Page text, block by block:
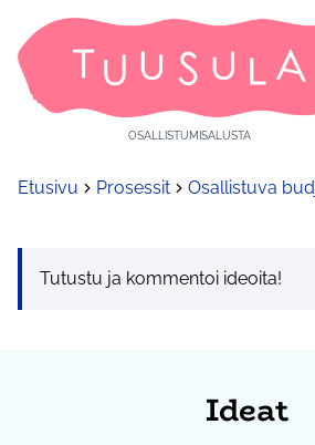
OSALLISTUMISALUSTA
Etusivu Prosessit Osallistuva
Tutustu ja kommentoi ideoita!
Ideat